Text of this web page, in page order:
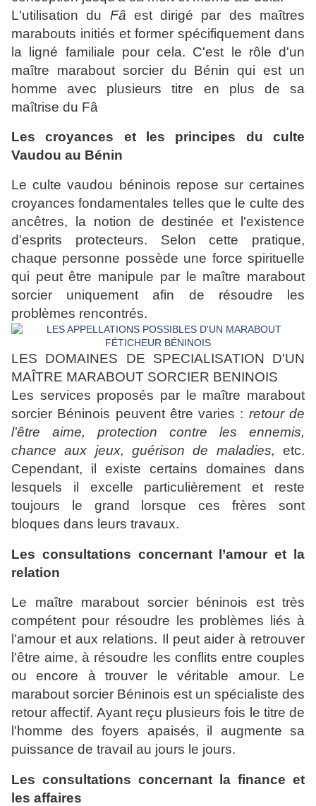
L'utilisation du Fâ est dirigé par des maîtres
marabouts initiés et former spécifiquement dans
la ligné familiale pour cela. C'est le rôle d'un
maître marabout sorcier du Bénin qui est un
homme avec plusieurs titre en plus de sa
maîtrise du Fâ
Les croyances et les principes du culte
Vaudou au Bénin
Le culte vaudou béninois repose sur certaines
croyances fondamentales telles que le culte des
ancêtres, la notion de destinée et l'existence
d'esprits protecteurs. Selon cette pratique,
chaque personne possède une force spirituelle
qui peut être manipule par le maître marabout
sorcier uniquement afin de résoudre les
problèmes rencontrés.
LES DOMAINES DE SPECIALISATION D'UN
MAÎTRE MARABOUT SORCIER BENINOIS
Les services proposés par le maître marabout
sorcier Béninois peuvent être varies : retour de
l'être aime, protection contre les ennemis,
chance aux jeux, guérison de maladies, etc.
Cependant, il existe certains domaines dans
lesquels il excelle particulièrement et reste
toujours le grand lorsque ces frères sont
bloques dans leurs travaux.
Les consultations concernant l’amour et la
relation
Le maître marabout sorcier béninois est très
compétent pour résoudre les problèmes liés à
l'amour et aux relations. Il peut aider à retrouver
l'être aime, à résoudre les conflits entre couples
ou encore à trouver le véritable amour. Le
marabout sorcier Béninois est un spécialiste des
retour affectif. Ayant reçu plusieurs fois le titre de
l'homme des foyers apaisés, il augmente sa
puissance de travail au jours le jours.
Les consultations concernant la finance et
les affaires